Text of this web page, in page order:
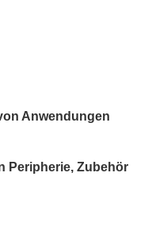
Anwendungen
Peripherie, Zubehör